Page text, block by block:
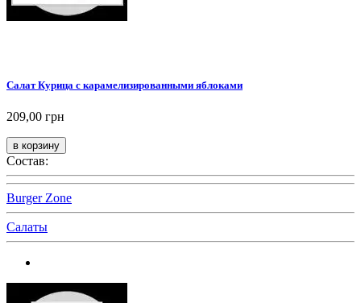
Салат Курица с карамелизированными яблоками
209,00 грн
Состав:
Burger Zone
Салаты